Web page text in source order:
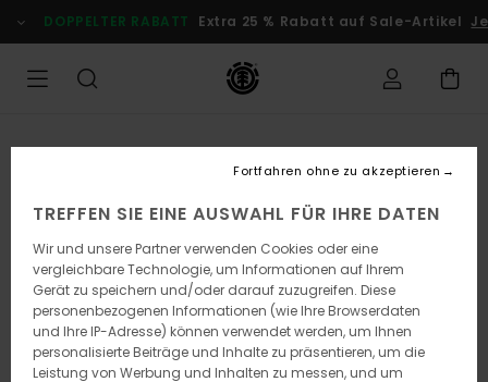
zur
Produktinformation
DOPPELTER RABATT Extra 25 % Rabatt auf Sale-Artikel
TREFFEN SIE EINE AUSWAHL FÜR IHRE DATEN
Wir und unsere Partner verwenden Cookies oder eine
vergleichbare Technologie, um Informationen auf Ihrem
Gerät zu speichern und/oder darauf zuzugreifen. Diese
personenbezogenen Informationen (wie Ihre Browserdaten
und Ihre IP-Adresse) können verwendet werden, um Ihnen
personalisierte Beiträge und Inhalte zu präsentieren, um die
Leistung von Werbung und Inhalten zu messen, und um
Fortfahren ohne zu akzeptieren